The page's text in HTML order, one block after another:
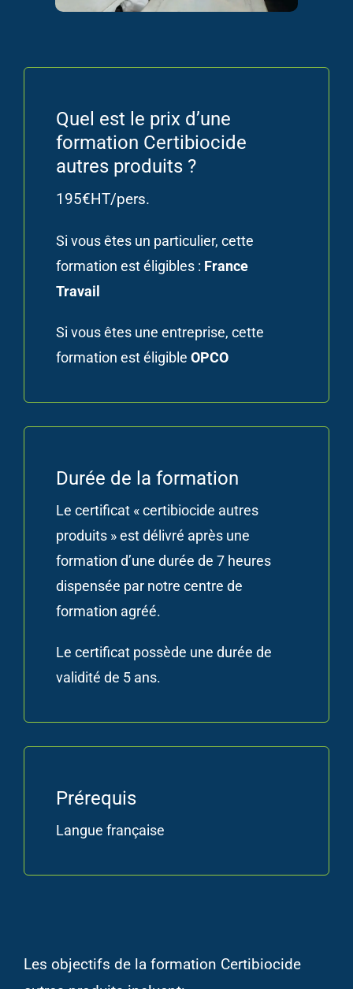
Quel est le prix d’une
formation Certibiocide
autres produits ?
195€HT/pers.
Si vous êtes un particulier, cette
formation est éligibles : France
Travail
Si vous êtes une entreprise, cette
formation est éligible OPCO
Durée de la formation
Le certificat « certibiocide autres
produits » est délivré après une
formation d’une durée de 7 heures
dispensée par notre centre de
formation agréé.
Le certificat possède une durée de
validité de 5 ans.
Prérequis
Langue française
Les objectifs de la formation Certibiocide